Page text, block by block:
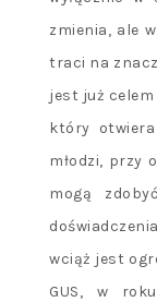
zmienia, ale
traci na
jest już
który
młodzi, przy
mogą
wciąż jest
GUS, w